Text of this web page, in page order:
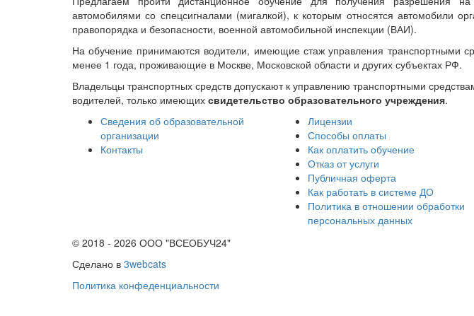
автомобилями со спецсигналами (мигалкой), к которым относятся автомобили
правопорядка и безопасности, военной автомобильной инспекции (ВАИ).
На обучение принимаются водители, имеющие стаж управления транспортными
менее 1 года, проживающие в Москве, Московской области и других субъектах РФ.
Владельцы транспортных средств допускают к управлению транспортными
водителей, только имеющих свидетельство образовательного учреждения.
Сведения об образовательной
организации
Контакты
Лицензии
Способы оплаты
Как оплатить обучение
Отказ от услуги
Публичная оферта
Как работать в системе ДО
Политика в отношении обработки
персональных данных
© 2018 - 2026 ООО "ВСЕОБУЧ24"
Сделано в 3webcats
Политика конфеденциальности